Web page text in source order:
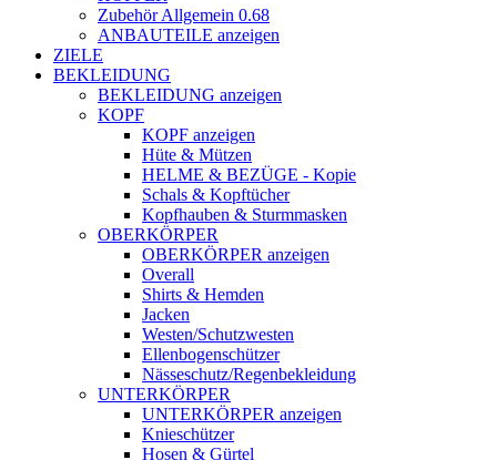
Zubehör Allgemein 0.68
ANBAUTEILE anzeigen
ZIELE
BEKLEIDUNG
BEKLEIDUNG anzeigen
KOPF
KOPF anzeigen
Hüte & Mützen
HELME & BEZÜGE - Kopie
Schals & Kopftücher
Kopfhauben & Sturmmasken
OBERKÖRPER
OBERKÖRPER anzeigen
Overall
Shirts & Hemden
Jacken
Westen/Schutzwesten
Ellenbogenschützer
Nässeschutz/Regenbekleidung
UNTERKÖRPER
UNTERKÖRPER anzeigen
Knieschützer
Hosen & Gürtel